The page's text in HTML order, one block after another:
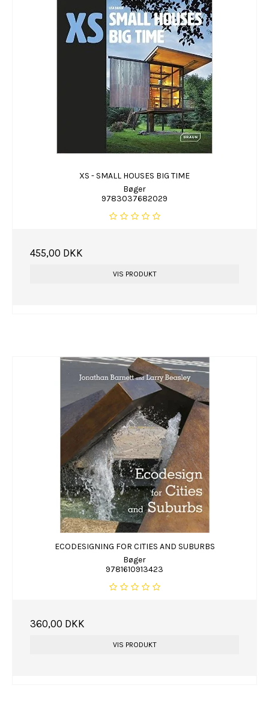
XS - SMALL HOUSES BIG TIME
Bøger
9783037682029
455,00 DKK
VIS PRODUKT
ECODESIGNING FOR CITIES AND SUBURBS
Bøger
9781610913423
360,00 DKK
VIS PRODUKT